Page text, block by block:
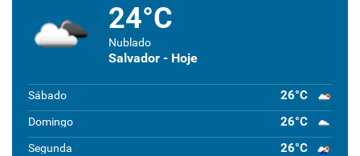
24°C
Nublado
Salvador - Hoje
Sábado 26°C
Domingo 26°C
Segunda 26°C